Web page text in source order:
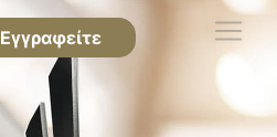
Εγγραφείτε